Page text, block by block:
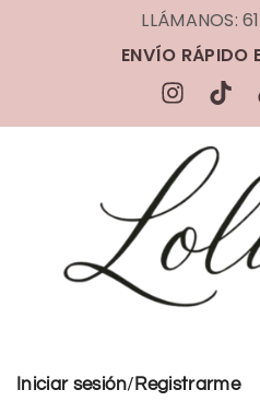
LLÁMANOS:
ENVÍO RÁPIDO
Iniciar sesión/ Registrarme